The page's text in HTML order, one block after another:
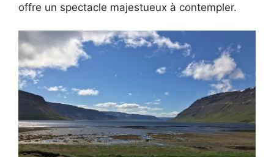
offre un spectacle majestueux à contempler.